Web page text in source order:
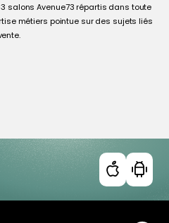
salons Avenue73 répartis dans toute
métiers pointue sur des sujets liés